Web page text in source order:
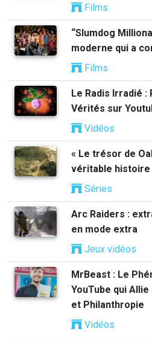
Films
“Slumdog
moderne qui a
Films
Le Radis Irradié
Vérités sur
Vidéos
« Le trésor de
véritable histoire
Séries
Arc Raiders :
en mode extra
Jeux vidéos
MrBeast : Le
YouTube qui
et Philanthropie
Vidéos